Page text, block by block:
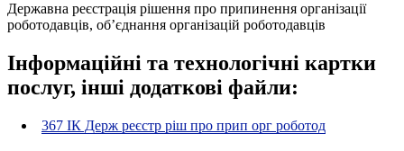
Державна реєстрація рішення про припинення організації
роботодавців, об’єднання організацій роботодавців
Інформаційні та технологічні картки
послуг, інші додаткові файли:
367 ІК Держ реєстр ріш про прип орг роботод